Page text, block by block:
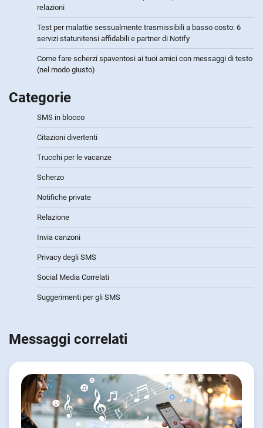
relazioni
Test per malattie sessualmente trasmissibili a basso costo: 6
servizi statunitensi affidabili e partner di Notify
Come fare scherzi spaventosi ai tuoi amici con messaggi di testo
(nel modo giusto)
Categorie
SMS in blocco
Citazioni divertenti
Trucchi per le vacanze
Scherzo
Notifiche private
Relazione
Invia canzoni
Privacy degli SMS
Social Media Correlati
Suggerimenti per gli SMS
Messaggi correlati